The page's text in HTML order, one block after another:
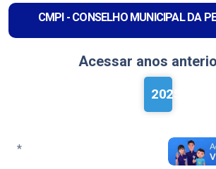
CMPI - CONSELHO MUNICIPAL DA
Acessar anos
2025
*